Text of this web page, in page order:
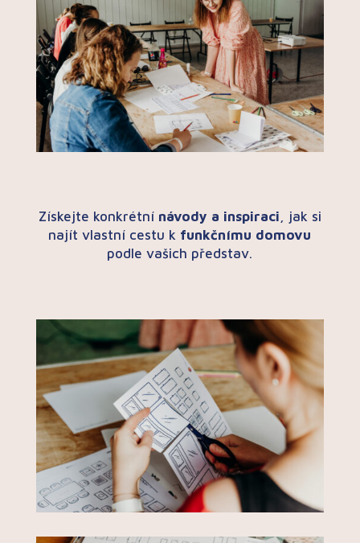
Získejte konkrétní návody a inspiraci, jak si
najít vlastní cestu k funkčnímu domovu
podle vašich představ.